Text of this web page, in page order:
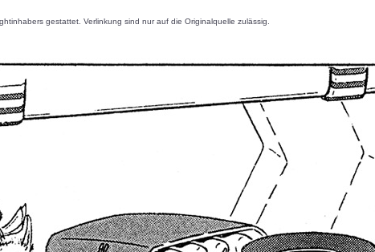
gestattet. Verlinkung sind nur auf die Originalquelle zulässig.